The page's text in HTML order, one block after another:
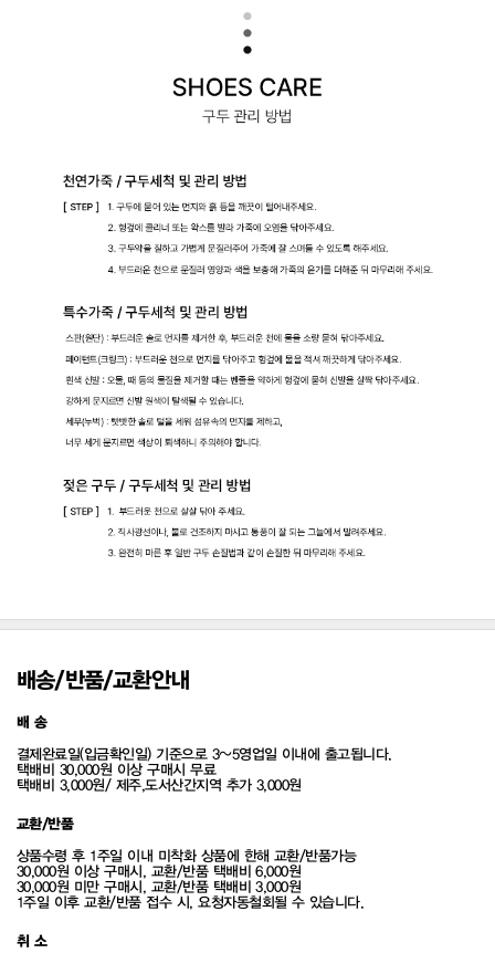
배송/반품/교환안내
배 송
결제완료일(입금확인일) 기준으로 3~5영업일 이내에 출고됩니다.
택배비 30,000원 이상 구매시 무료
택배비 3,000원/ 제주,도서산간지역 추가 3,000원
교환/반품
상품수령 후 1주일 이내 미착화 상품에 한해 교환/반품가능
30,000원 이상 구매시, 교환/반품 택배비 6,000원
30,000원 미만 구매시, 교환/반품 택배비 3,000원
1주일 이후 교환/반품 접수 시, 요청자동철회될 수 있습니다.
취 소